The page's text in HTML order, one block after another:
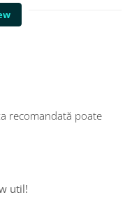
recomandată poate
util!